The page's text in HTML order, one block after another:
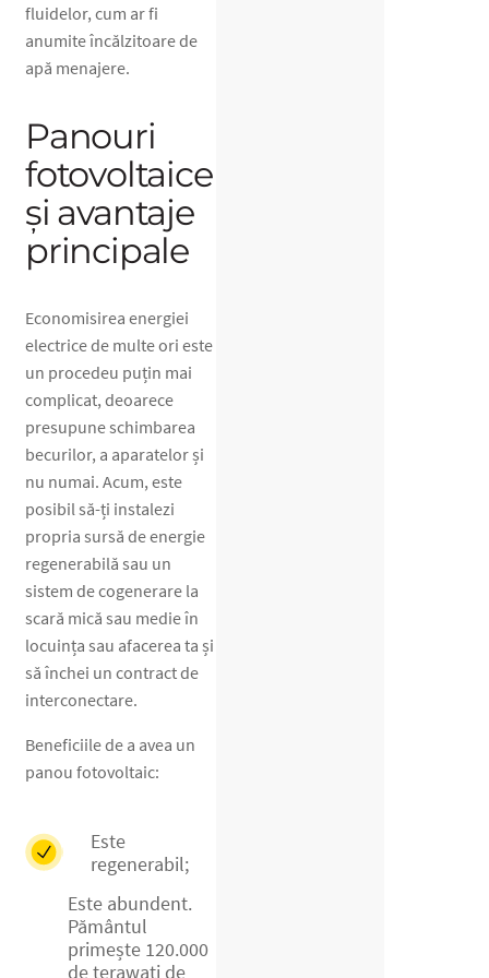
fluidelor, cum ar fi
anumite încălzitoare de
apă menajere.
Panouri
fotovoltaice
și avantaje
principale
Economisirea energiei
electrice de multe ori este
un procedeu puțin mai
complicat, deoarece
presupune schimbarea
becurilor, a aparatelor și
nu numai. Acum, este
posibil să-ți instalezi
propria sursă de energie
regenerabilă sau un
sistem de cogenerare la
scară mică sau medie în
locuința sau afacerea ta și
să închei un contract de
interconectare.
Beneficiile de a avea un
panou fotovoltaic:
Este
regenerabil;
Este abundent.
Pământul
primește 120.000
de terawați de